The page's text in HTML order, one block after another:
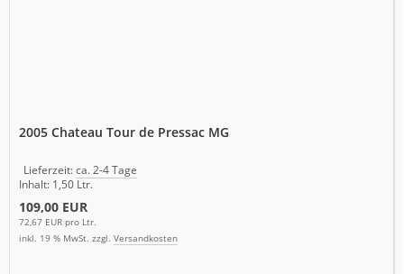
2005 Chateau Tour de Pressac MG
Lieferzeit:ca. 2-4 Tage
Inhalt: 1,50 Ltr.
109,00 EUR
72,67 EUR pro Ltr.
inkl. 19 % MwSt. zzgl. Versandkosten